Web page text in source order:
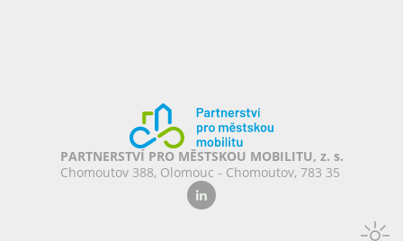
PARTNERSTVÍ PRO MĚSTSKOU MOBILITU, z. s.
Chomoutov 388, Olomouc - Chomoutov, 783 35